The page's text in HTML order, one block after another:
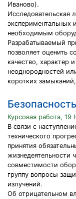
Иваново).
Исследовательская
экспериментальных
необходимым
Разрабатываемый
позволяет оценить
качество, характер
неоднородностей
коротких
Курсовая работа, 19
В связи с
технического
принятия
жизнедеятельности
совместимости
группу вопросы
излучений.
Об отрицательном